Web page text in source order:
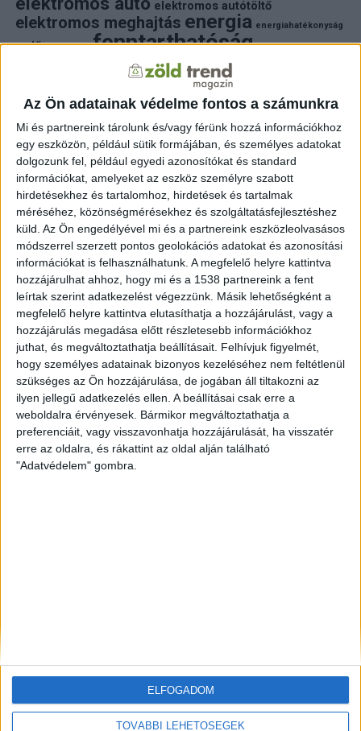
Az Ön adatainak védelme fontos a számunkra
Mi és partnereink tárolunk és/vagy férünk hozzá információkhoz
egy eszközön, például sütik formájában, és személyes adatokat
dolgozunk fel, például egyedi azonosítókat és standard
információkat, amelyeket az eszköz személyre szabott
hirdetésekhez és tartalomhoz, hirdetések és tartalmak
méréséhez, közönségmérésekhez és szolgáltatásfejlesztéshez
küld. Az Ön engedélyével mi és a partnereink eszközleolvasásos
módszerrel szerzett pontos geolokációs adatokat és azonosítási
információkat is felhasználhatunk. A megfelelő helyre kattintva
hozzájárulhat ahhoz, hogy mi és a 1538 partnereink a fent
leírtak szerint adatkezelést végezzünk. Másik lehetőségként a
megfelelő helyre kattintva elutasíthatja a hozzájárulást, vagy a
hozzájárulás megadása előtt részletesebb információkhoz
juthat, és megváltoztathatja beállításait. Felhívjuk figyelmét,
hogy személyes adatainak bizonyos kezeléséhez nem feltétlenül
szükséges az Ön hozzájárulása, de jogában áll tiltakozni az
ilyen jellegű adatkezelés ellen. A beállításai csak erre a
weboldalra érvényesek. Bármikor megváltoztathatja a
preferenciáit, vagy visszavonhatja hozzájárulását, ha visszatér
erre az oldalra, és rákattint az oldal alján található
"Adatvédelem" gombra.
TOVÁBBI LEHETŐSÉGEK
ELFOGADOM
elektromos autótöltő
elektromos meghajtás energia energiahatékonyság
erdő fejlesztés fenntarthatóság fotovoltaikus
hulladék időjárás klímaváltozás
környezet
környezetvédelem környezetvédelmi hírek
közlekedés megújuló energia mezőgazdaság
napelemnapelemeknapenergia
naperőmű solar solar energy szelektiv hulladék természet
természetvédelem villamosenergia villanyautó víz
autó
zöld energia zöld energiaforrás zöld hirek
állatvédelem áram életmód újrahasznosítás
FRISS HÍREK
ZÖLDINFÓ 10 óra telt el a létrehozás óta
Budapest zöldterületeit a kánikulában is öntözni kell
– a Főkert indokolta a korlátozást
ZÖLDINFÓ 10 óra telt el a létrehozás óta
A hőség miatt korlátozzák az atomerőmű
működését Szlovéniában
ZÖLDINFÓ 17 óra telt el a létrehozás óta
Történelmi mélypontra apadt a Duna,
beavatkozással mentik az atomerőművet
ZÖLDINFÓ 2 nap telt el a létrehozás óta